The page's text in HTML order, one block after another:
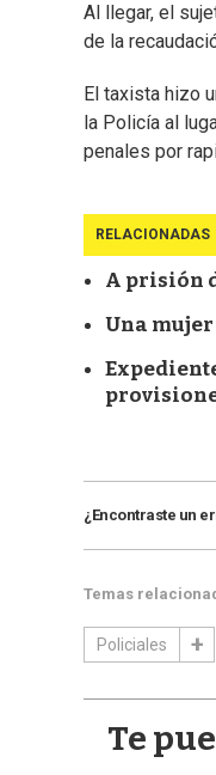
Al llegar, el
de la
El taxista hizo
la Policía al
penales por
RELACIONADAS
A prisión
Una
¿Encontraste un
Temas
Policiales
Te